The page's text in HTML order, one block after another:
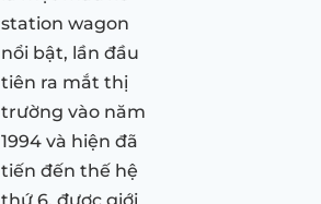
station wagon
nổi bật, lần đầu
tiên ra mắt thị
trường vào năm
1994 và hiện đã
tiến đến thế hệ
thứ 6, được giới